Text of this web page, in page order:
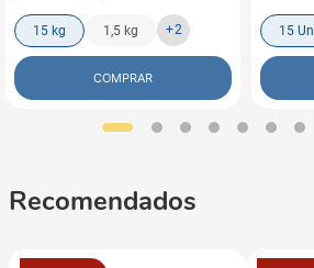
15 kg 1,5 kg +2
COMPRAR
15 Un
Recomendados